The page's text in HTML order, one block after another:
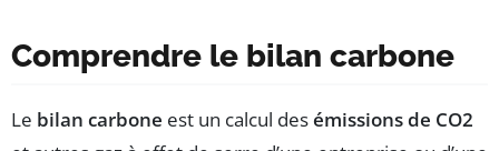
Comprendre le bilan carbone
Le bilan carbone est un calcul desémissions de CO2